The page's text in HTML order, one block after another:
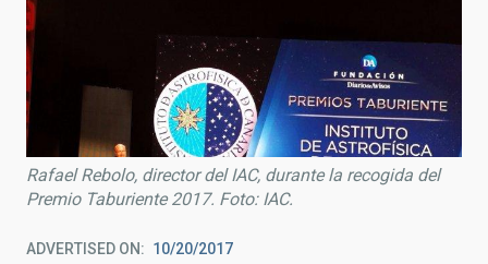
Rafael Rebolo, director del IAC, durante la recogida del
Premio Taburiente 2017. Foto: IAC.
ADVERTISED ON 10/20/2017